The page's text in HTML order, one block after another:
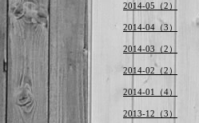
2014-05（2）
2014-04（3）
2014-03（2）
2014-02（2）
2014-01（4）
2013-12（3）